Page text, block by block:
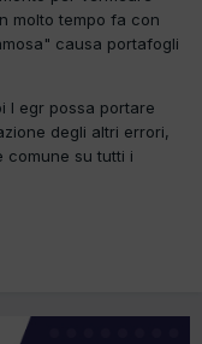
molto tempo fa con
causa portafogli
l egr possa portare
degli altri errori,
comune su tutti i